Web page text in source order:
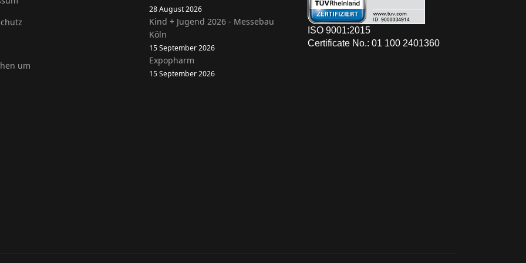
um
28 August 2026
Kind + Jugend 2026 - Messebau
Köln
15 September 2026
Expopharm
15 September 2026
ISO 9001:2015
Certificate No.: 01 100 2401360